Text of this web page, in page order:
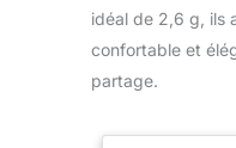
idéal de 2,6 g, ils
confortable et
partage.